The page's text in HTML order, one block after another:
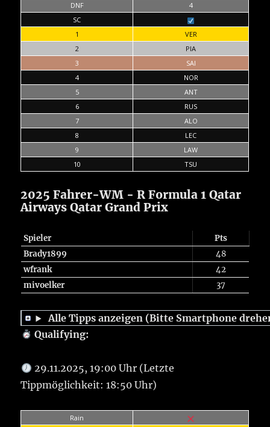
DNF
4
SC
1
VER
2
PIA
3
SAI
4
NOR
5
ANT
6
RUS
7
ALO
8
LEC
9
LAW
10
TSU
2025 Fahrer-WM - R Formula 1 Qatar
Airways Qatar Grand Prix
Spieler
Pts
Brady1899
48
wfrank
42
mivoelker
37
Alle Tipps anzeigen (Bitte Smartphone
Qualifying:
29.11.2025, 19:00 Uhr (Letzte
Tippmöglichkeit: 18:50 Uhr)
Rain